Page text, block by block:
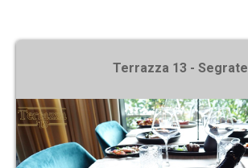
Terrazza 13 - Segrate